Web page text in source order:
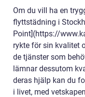
Om du vill ha en
flyttstädning i
Point](https://
rykte för sin kvalitet
de tjänster som
lämnar dessutom
deras hjälp kan du
i livet, med